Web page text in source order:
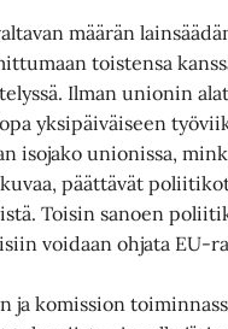
määrän
toistensa
Ilman unionin
yksipäiväiseen
isojako unionissa,
päättävät
Toisin sanoen
voidaan ohjata EU-
ja komission